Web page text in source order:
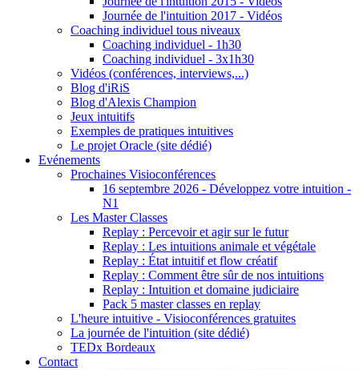
Journée de l'intuition 2017 - Vidéos
Coaching individuel tous niveaux
Coaching individuel - 1h30
Coaching individuel - 3x1h30
Vidéos (conférences, interviews,...)
Blog d'iRiS
Blog d'Alexis Champion
Jeux intuitifs
Exemples de pratiques intuitives
Le projet Oracle (site dédié)
Evénements
Prochaines Visioconférences
16 septembre 2026 - Développez votre intuition -
N1
Les Master Classes
Replay : Percevoir et agir sur le futur
Replay : Les intuitions animale et végétale
Replay : État intuitif et flow créatif
Replay : Comment être sûr de nos intuitions
Replay : Intuition et domaine judiciaire
Pack 5 master classes en replay
L'heure intuitive - Visioconférences gratuites
La journée de l'intuition (site dédié)
TEDx Bordeaux
Contact